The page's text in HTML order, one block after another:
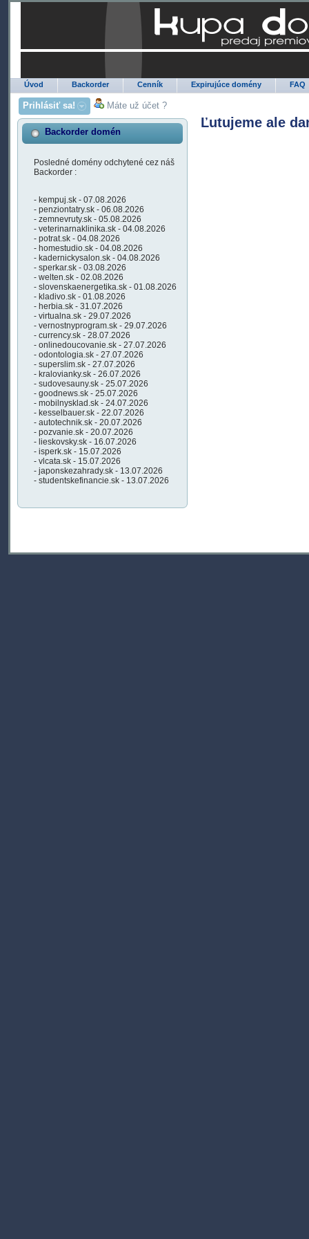
Úvod Backorder Cenník Expirujúce domény FAQ
Prihlásiť sa! Máte už účet ?
Backorder domén
Posledné domény odchytené cez náš
Backorder :
- kempuj.sk - 07.08.2026
- penziontatry.sk - 06.08.2026
- zemnevruty.sk - 05.08.2026
- veterinarnaklinika.sk - 04.08.2026
- potrat.sk - 04.08.2026
- homestudio.sk - 04.08.2026
- kadernickysalon.sk - 04.08.2026
- sperkar.sk - 03.08.2026
- welten.sk - 02.08.2026
- slovenskaenergetika.sk - 01.08.2026
- kladivo.sk - 01.08.2026
- herbia.sk - 31.07.2026
- virtualna.sk - 29.07.2026
- vernostnyprogram.sk - 29.07.2026
- currency.sk - 28.07.2026
- onlinedoucovanie.sk - 27.07.2026
- odontologia.sk - 27.07.2026
- superslim.sk - 27.07.2026
- kralovianky.sk - 26.07.2026
- sudovesauny.sk - 25.07.2026
- goodnews.sk - 25.07.2026
- mobilnysklad.sk - 24.07.2026
- kesselbauer.sk - 22.07.2026
- autotechnik.sk - 20.07.2026
- pozvanie.sk - 20.07.2026
- lieskovsky.sk - 16.07.2026
- isperk.sk - 15.07.2026
- vlcata.sk - 15.07.2026
- japonskezahrady.sk - 13.07.2026
- studentskefinancie.sk - 13.07.2026
Ľutujeme ale